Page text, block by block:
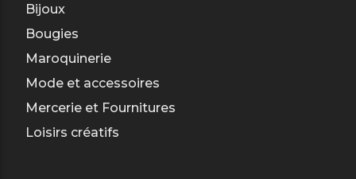
Bijoux
Bougies
Maroquinerie
Mode et accessoires
Mercerie et Fournitures
Loisirs créatifs